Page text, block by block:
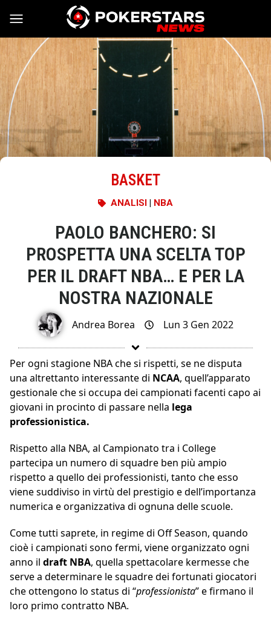
Vai al contenuto
BASKET
ANALISI | NBA
PAOLO BANCHERO: SI
PROSPETTA UNA SCELTA TOP
PER IL DRAFT NBA… E PER LA
NOSTRA NAZIONALE
Andrea Borea Lun 3 Gen 2022
Per ogni stagione NBA che si rispetti, se ne disputa
una altrettanto interessante di NCAA, quell’apparato
gestionale che si occupa dei campionati facenti capo ai
giovani in procinto di passare nella lega
professionistica.
Rispetto alla NBA, al Campionato tra i College
partecipa un numero di squadre ben più ampio
rispetto a quello dei professionisti, tanto che esso
viene suddiviso in virtù del prestigio e dell’importanza
numerica e organizzativa di ognuna delle scuole.
Come tutti saprete, in regime di Off Season, quando
cioè i campionati sono fermi, viene organizzato ogni
anno il draft NBA, quella spettacolare kermesse che
serve a determinare le squadre dei fortunati giocatori
che ottengono lo status di “professionista” e firmano il
loro primo contratto NBA.